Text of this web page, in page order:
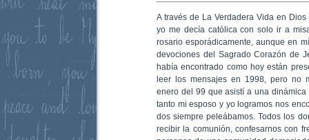
A través de La Verdadera Vida en
yo me decía católica con solo ir a
rosario esporádicamente, aunque en
devociones del Sagrado Corazón de
había encontrado como hoy están
leer los mensajes en 1998, pero no
enero del 99 que asistí a una
tanto mi esposo y yo logramos nos
dos siempre peleábamos. Todos los
recibir la comunión, confesarnos con